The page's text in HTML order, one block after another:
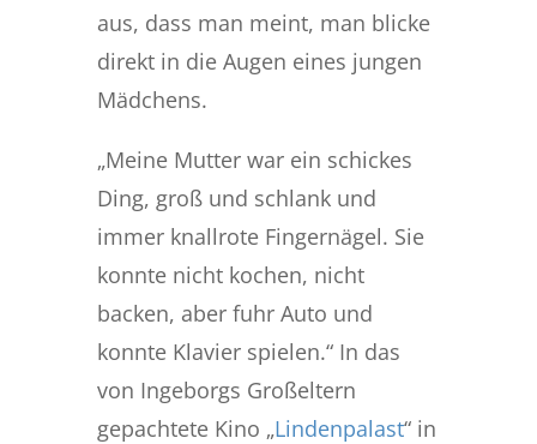
aus, dass man meint, man blicke
direkt in die Augen eines jungen
Mädchens.
„Meine Mutter war ein schickes
Ding, groß und schlank und
immer knallrote Fingernägel. Sie
konnte nicht kochen, nicht
backen, aber fuhr Auto und
konnte Klavier spielen.“ In das
von Ingeborgs Großeltern
gepachtete Kino „Lindenpalast“ in